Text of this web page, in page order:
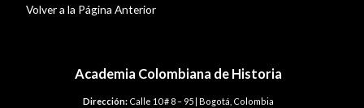
Volver a la Página Anterior
Academia Colombiana de Historia
Dirección:Calle 10 # 8 – 95 | Bogotá, Colombia